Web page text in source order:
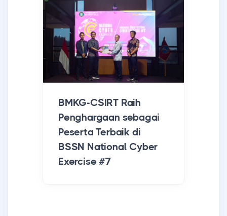
BMKG-CSIRT Raih
Penghargaan sebagai
Peserta Terbaik di
BSSN National Cyber
Exercise #7